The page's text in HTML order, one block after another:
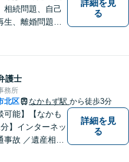
相続問題、自己
、離婚問題な
ので、お気軽に
い。
詳細を見
る
護士
務所
北区 なかもず駅 から徒歩3分
可能】【なかも
】インターネッ
事故 ／遺産相
詳細を見
る